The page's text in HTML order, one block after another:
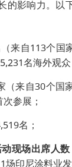
的影响力。以
来自113个国
名海外观众
（来自30个国
参展；
名；
现场出席人数